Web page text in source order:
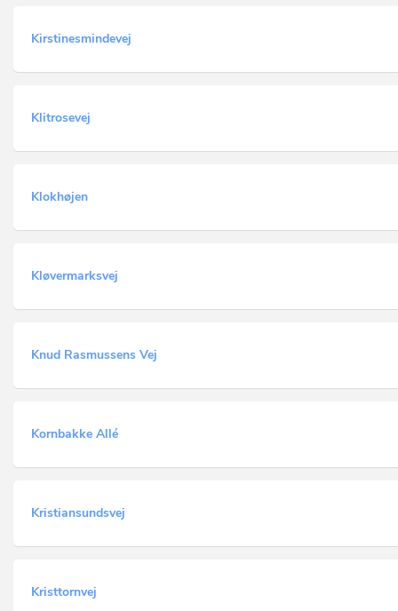
Kirstinesmindevej
Klitrosevej
Klokhøjen
Kløvermarksvej
Knud Rasmussens Vej
Kornbakke Allé
Kristiansundsvej
Kristtornvej